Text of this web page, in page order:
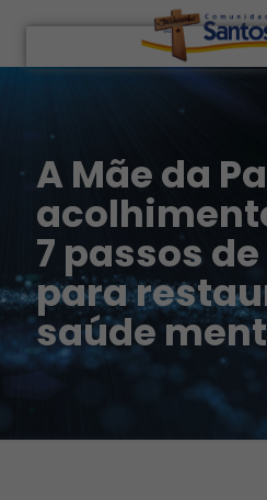
A Mãe da
7 passos
para
saúde